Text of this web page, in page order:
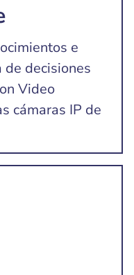
e
decisiones
Video
cámaras IP de